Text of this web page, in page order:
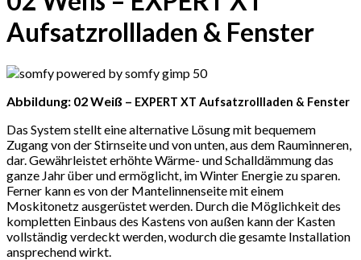
Aufsatzrollladen & Fenster
Abbildung: 02 Weiß – EXPERT XT Aufsatzrollladen & Fenster
Das System stellt eine alternative Lösung mit bequemem
Zugang von der Stirnseite und von unten, aus dem Rauminneren,
dar. Gewährleistet erhöhte Wärme- und Schalldämmung das
ganze Jahr über und ermöglicht, im Winter Energie zu sparen.
Ferner kann es von der Mantelinnenseite mit einem
Moskitonetz ausgerüstet werden. Durch die Möglichkeit des
kompletten Einbaus des Kastens von außen kann der Kasten
vollständig verdeckt werden, wodurch die gesamte Installation
ansprechend wirkt.